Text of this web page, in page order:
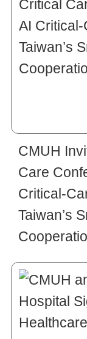
CMUH
Care
Critical-
Taiwan’s